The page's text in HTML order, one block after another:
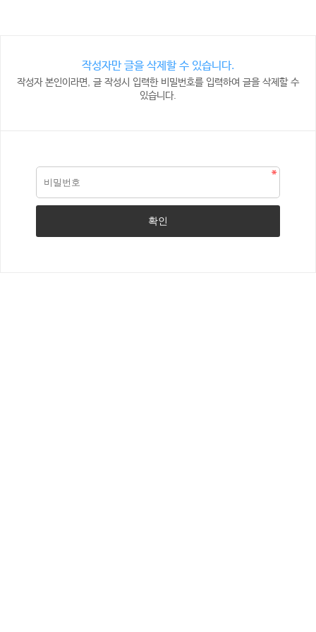
작성자만 글을 삭제할 수 있습니다.
작성자 본인이라면, 글 작성시 입력한 비밀번호를 입력하여 글을 삭제할 수
있습니다.